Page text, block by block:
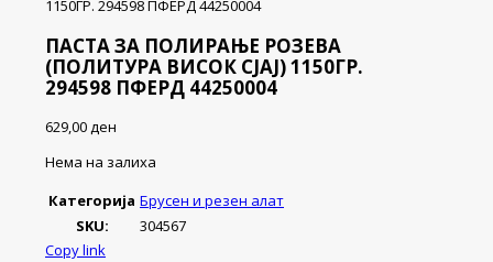
1150ГР. 294598 ПФЕРД 44250004
ПАСТА ЗА ПОЛИРАЊЕ РОЗЕВА
(ПОЛИТУРА ВИСОК СЈАЈ) 1150ГР.
294598 ПФЕРД 44250004
629,00ден
Нема на залиха
Категорија Брусен и резен алат
SKU:
304567
Copy link